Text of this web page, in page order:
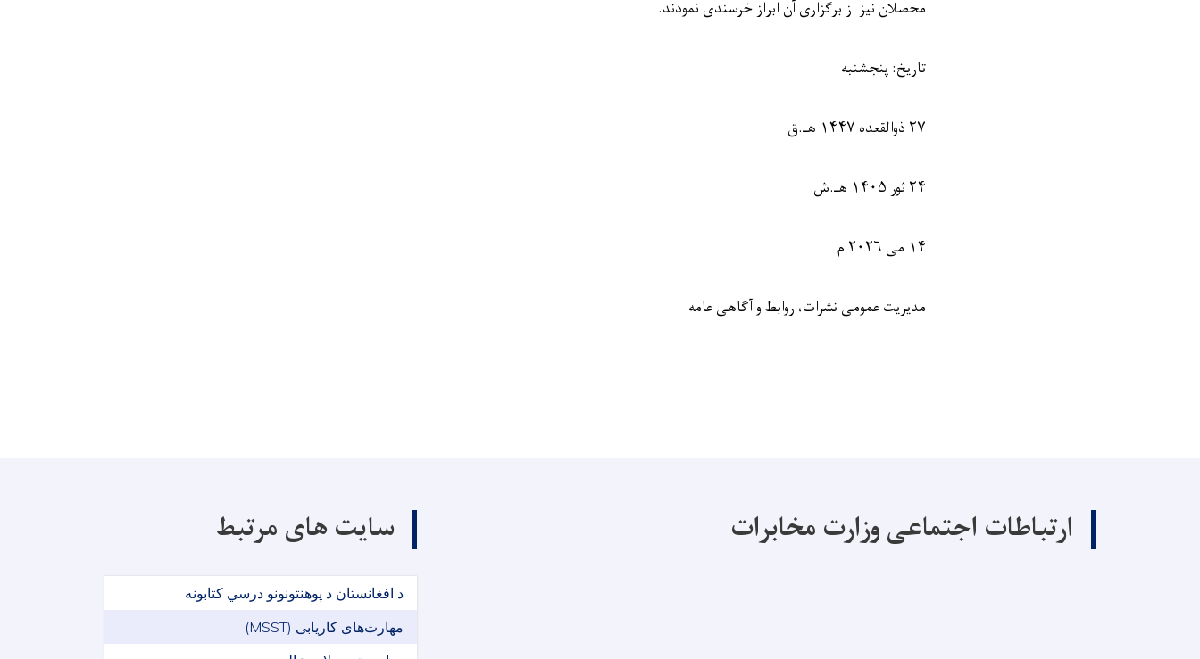
محصلان نیز از برگزاری آن ابراز خرسندی نمودند.
تاریخ: پنجشنبه
۲۷ ذوالقعده ۱۴۴۷ هـ.ق
۲۴ثور ۱۴۰۵ هـ.ش
۱۴ می ۲۰۲۶ م
مدیریت عمومی نشرات، روابط و آگاهی‌ عامه
ارتباطات اجتماعی وزارت مخابرات سایت های مرتبط
د افغانستان د پوهنتونونو درسي کتابونه
مهارت‌های کاریابی (MSST)